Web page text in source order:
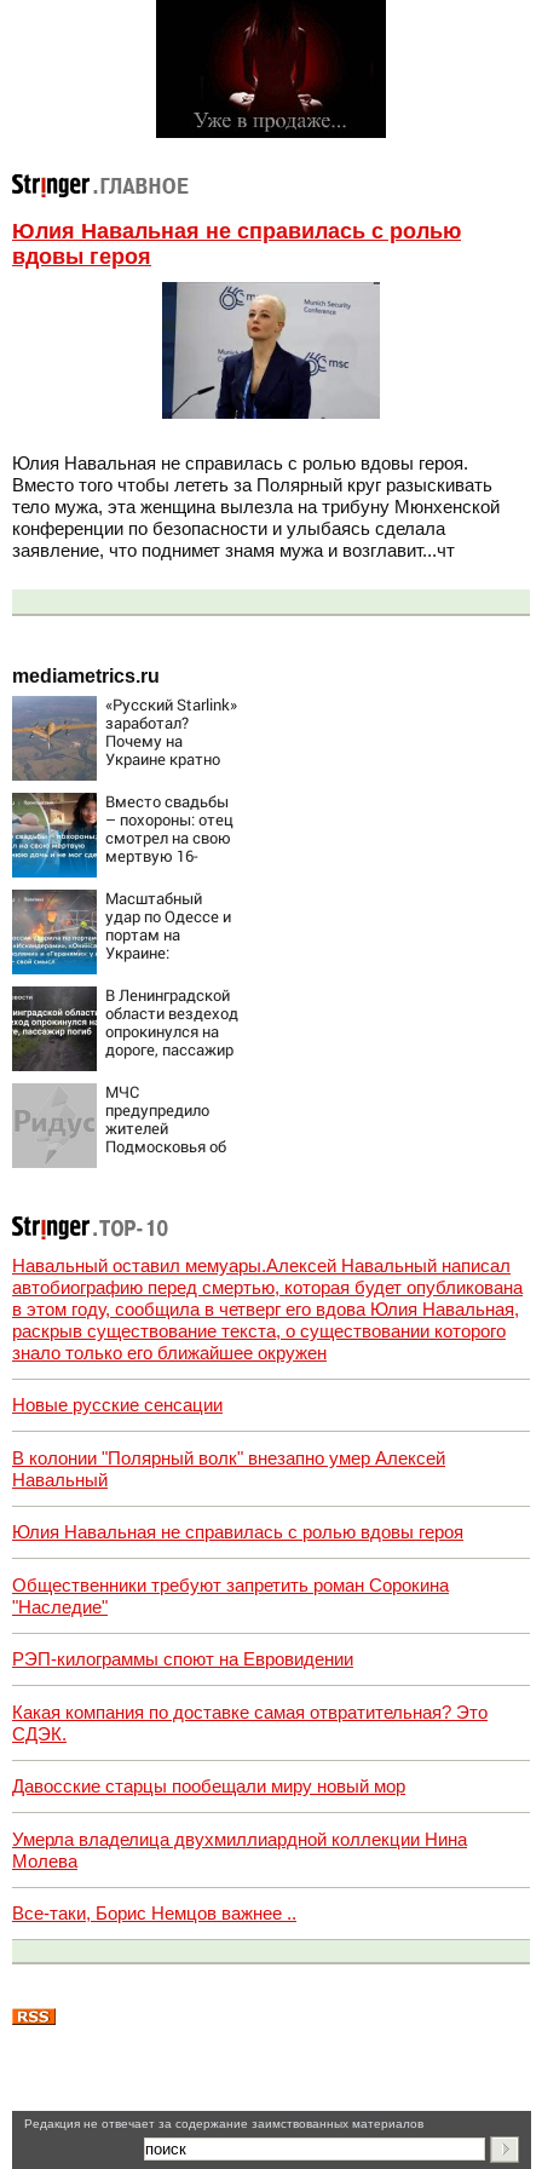
Юлия Навальная не справилась с ролью
вдовы героя
Юлия Навальная не справилась с ролью вдовы героя.
Вместо того чтобы лететь за Полярный круг разыскивать
тело мужа, эта женщина вылезла на трибуну Мюнхенской
конференции по безопасности и улыбаясь сделала
заявление, что поднимет знамя мужа и возглавит...чт
mediametrics.ru
«Русский Starlink»
заработал?
Почему на
Украине кратно
точность
попаданий по
объектам ВСУ
Вместо свадьбы
– похороны: отец
смотрел на свою
мертвую 16-
мог сдержать
слезы
Масштабный
удар по Одессе и
портам на
Украине:
новости,
подробности об
ударах России 9
августа 2026 года
В Ленинградской
области вездеход
опрокинулся на
дороге, пассажир
МЧС
предупредило
жителей
Подмосковья об
Навальный оставил мемуары.Алексей Навальный написал
автобиографию перед смертью, которая будет опубликована
в этом году, сообщила в четверг его вдова Юлия Навальная,
раскрыв существование текста, о существовании которого
знало только его ближайшее окружен
Новые русские сенсации
В колонии "Полярный волк" внезапно умер Алексей
Навальный
Юлия Навальная не справилась с ролью вдовы героя
Общественники требуют запретить роман Сорокина
"Наследие"
РЭП-килограммы споют на Евровидении
Какая компания по доставке самая отвратительная? Это
СДЭК.
Давосские старцы пообещали миру новый мор
Умерла владелица двухмиллиардной коллекции Нина
Молева
Все-таки, Борис Немцов важнее ..
Pедакция не отвечает за содержание заимствованных материалов